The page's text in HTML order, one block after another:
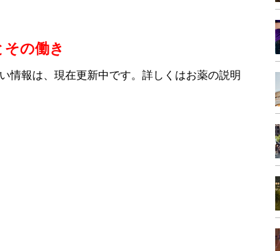
の働き
情報は、現在更新中です。詳しくはお薬の説明